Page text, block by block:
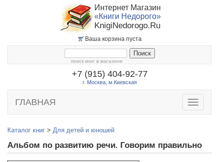
Интернет Магазин
«Книги Недорого»
KnigiNedorogo.Ru
Ваша корзина пуста
поиск книг в магазине
+7 (915) 404-92-77
г. Москва, м.Киевская
Toggle
ГЛАВНАЯ
Каталог книг > Для детей и юношей
Альбом по развитию речи. Говорим правильно